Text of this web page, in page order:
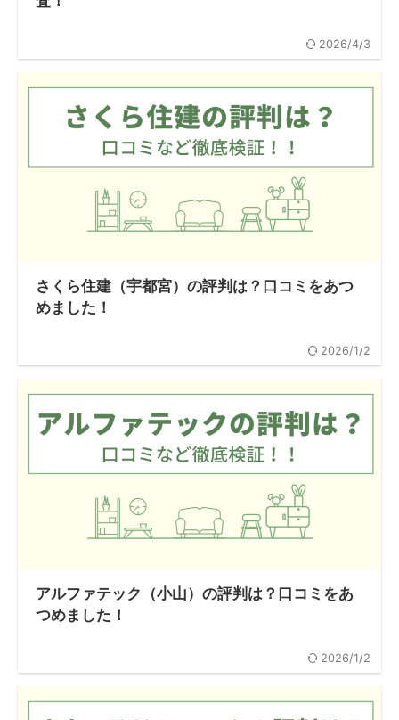
2026/4/3
さくら住建（宇都宮）の評判は？口コミをあつ
めました！
2026/1/2
アルファテック（小山）の評判は？口コミをあ
つめました！
2026/1/2